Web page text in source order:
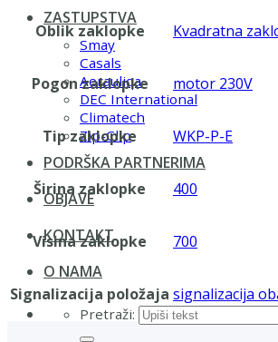
ZASTUPSTVA
Smay
Casals
Aerauliqa
DEC International
Climatech
Zip-Clip
PODRŠKA PARTNERIMA
OBJAVE
KONTAKT
O NAMA
Pretraži:
Oblik zaklopke Kvadratna
Pogon zaklopke motor 230V
Tip zaklopke WKP-P-E
Širina zaklopke 400
Visina zaklopke 700
Signalizacija položaja signalizacija